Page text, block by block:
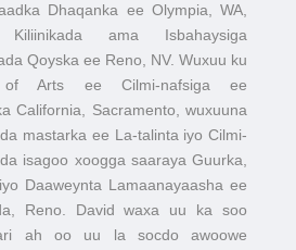
Dhaqanka ee Olympia, WA,
ama Isbahaysiga
Qoyska ee Reno, NV. Wuxuu ku
of Arts ee Cilmi-nafsiga ee
California, Sacramento, wuxuuna
mastarka ee La-talinta iyo Cilmi-
isagoo xoogga saaraya Guurka,
Daaweynta Lamaanayaasha ee
Reno. David waxa uu ka soo
ah oo uu la socdo awoowe